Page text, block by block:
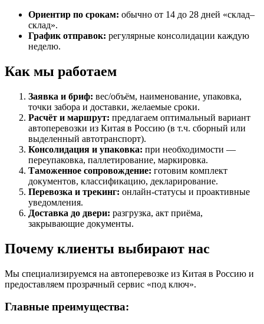
Ориентир по срокам: обычно от 14 до 28 дней «склад–
склад».
График отправок: регулярные консолидации каждую
неделю.
Как мы работаем
Заявка и бриф: вес/объём, наименование, упаковка,
точки забора и доставки, желаемые сроки.
Расчёт и маршрут: предлагаем оптимальный вариант
автоперевозки из Китая в Россию (в т.ч. сборный или
выделенный автотранспорт).
Консолидация и упаковка: при необходимости —
переупаковка, паллетирование, маркировка.
Таможенное сопровождение: готовим комплект
документов, классификацию, декларирование.
Перевозка и трекинг: онлайн-статусы и проактивные
уведомления.
Доставка до двери: разгрузка, акт приёма,
закрывающие документы.
Почему клиенты выбирают нас
Мы специализируемся на автоперевозке из Китая в Россию и
предоставляем прозрачный сервис «под ключ».
Главные преимущества: